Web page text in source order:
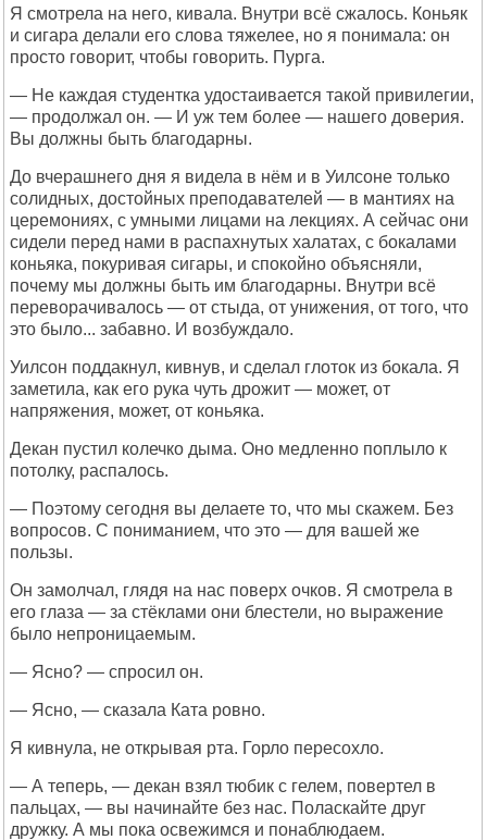
Я смотрела на него, кивала. Внутри всё сжалось. Коньяк
и сигара делали его слова тяжелее, но я понимала: он
просто говорит, чтобы говорить. Пурга.
— Не каждая студентка удостаивается такой привилегии,
— продолжал он. — И уж тем более — нашего доверия.
Вы должны быть благодарны.
До вчерашнего дня я видела в нём и в Уилсоне только
солидных, достойных преподавателей — в мантиях на
церемониях, с умными лицами на лекциях. А сейчас они
сидели перед нами в распахнутых халатах, с бокалами
коньяка, покуривая сигары, и спокойно объясняли,
почему мы должны быть им благодарны. Внутри всё
переворачивалось — от стыда, от унижения, от того, что
это было... забавно. И возбуждало.
Уилсон поддакнул, кивнув, и сделал глоток из бокала. Я
заметила, как его рука чуть дрожит — может, от
напряжения, может, от коньяка.
Декан пустил колечко дыма. Оно медленно поплыло к
потолку, распалось.
— Поэтому сегодня вы делаете то, что мы скажем. Без
вопросов. С пониманием, что это — для вашей же
пользы.
Он замолчал, глядя на нас поверх очков. Я смотрела в
его глаза — за стёклами они блестели, но выражение
было непроницаемым.
— Ясно? — спросил он.
— Ясно, — сказала Ката ровно.
Я кивнула, не открывая рта. Горло пересохло.
— А теперь, — декан взял тюбик с гелем, повертел в
пальцах, — вы начинайте без нас. Поласкайте друг
дружку. А мы пока освежимся и понаблюдаем.